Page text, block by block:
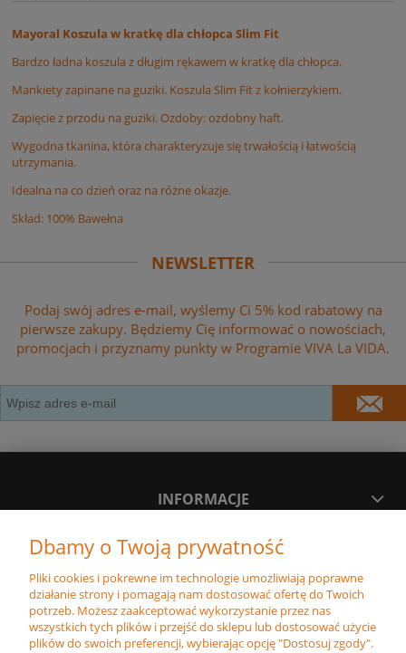
Mayoral Koszula w kratkę dla chłopca Slim Fit
Bardzo ładna koszula z długim rękawem w kratkę dla chłopca.
Mankiety zapinane na guziki. Koszula Slim Fit z kołnierzykiem.
Zapięcie z przodu na guziki. Ozdoby: ozdobny haft.
Wygodna tkanina, która charakteryzuje się trwałością i łatwością
utrzymania.
Idealna na co dzień oraz na różne okazje.
Skład: 100% Bawełna
NEWSLETTER
Podaj swój adres e-mail, wyślemy Ci 5% kod rabatowy na
pierwsze zakupy. Będziemy Cię informować o nowościach,
promocjach i przyznamy punkty w Programie VIVA La VIDA.
INFORMACJE
MOJE KONTO
PŁATNOŚĆ I DOSTAWA
Dbamy o Twoją prywatność
Pliki cookies i pokrewne im technologie umożliwiają poprawne
działanie strony i pomagają nam dostosować ofertę do Twoich
potrzeb. Możesz zaakceptować wykorzystanie przez nas
wszystkich tych plików i przejść do sklepu lub dostosować użycie
plików do swoich preferencji, wybierając opcję "Dostosuj zgody".